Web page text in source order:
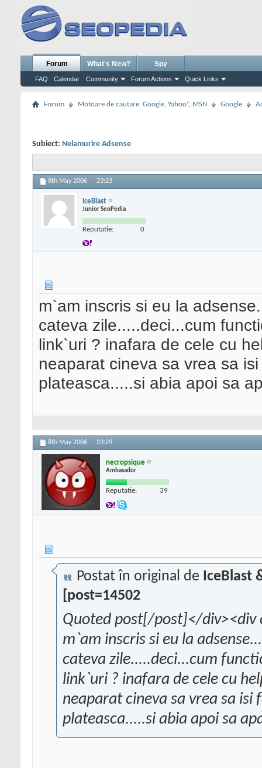
Forum
FAQ Calendar Community Forum Actions Quick Links
What's New? Spy
Forum Motoare de cautare. Google, Yahoo!, MSN Google
Subiect: Nelamurire Adsense
8th May 2006, 23:23
IceBlast
Junior SeoPedia
Reputatie: 0
m`am inscris si eu la
cateva zile.....deci...cum
link`uri ? inafara de cele cu
neaparat cineva sa vrea sa
plateasca.....si abia apoi sa
8th May 2006, 23:29
necropsique
Ambasador
Reputatie: 39
Postat în original de IceBlast
[post=14502
Quoted post[/post]</div><div
m`am inscris si eu la
cateva zile.....deci...cum
link`uri ? inafara de cele cu
neaparat cineva sa vrea sa isi
plateasca.....si abia apoi sa